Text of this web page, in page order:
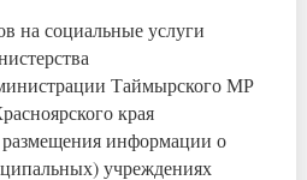
на социальные услуги
Таймырского МР
края
информации о
учреждениях